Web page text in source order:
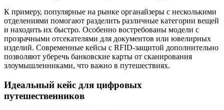
К примеру, популярные на рынке органайзеры с несколькими
отделениями помогают разделить различные категории вещей
и находить их быстро. Особенно востребованы модели с
прозрачными отсекателями для документов или ювелирных
изделий. Современные кейсы с RFID-защитой дополнительно
позволяют уберечь банковские карты от сканирования
злоумышленниками, что важно в путешествиях.
Идеальный кейс для цифровых
путешественников